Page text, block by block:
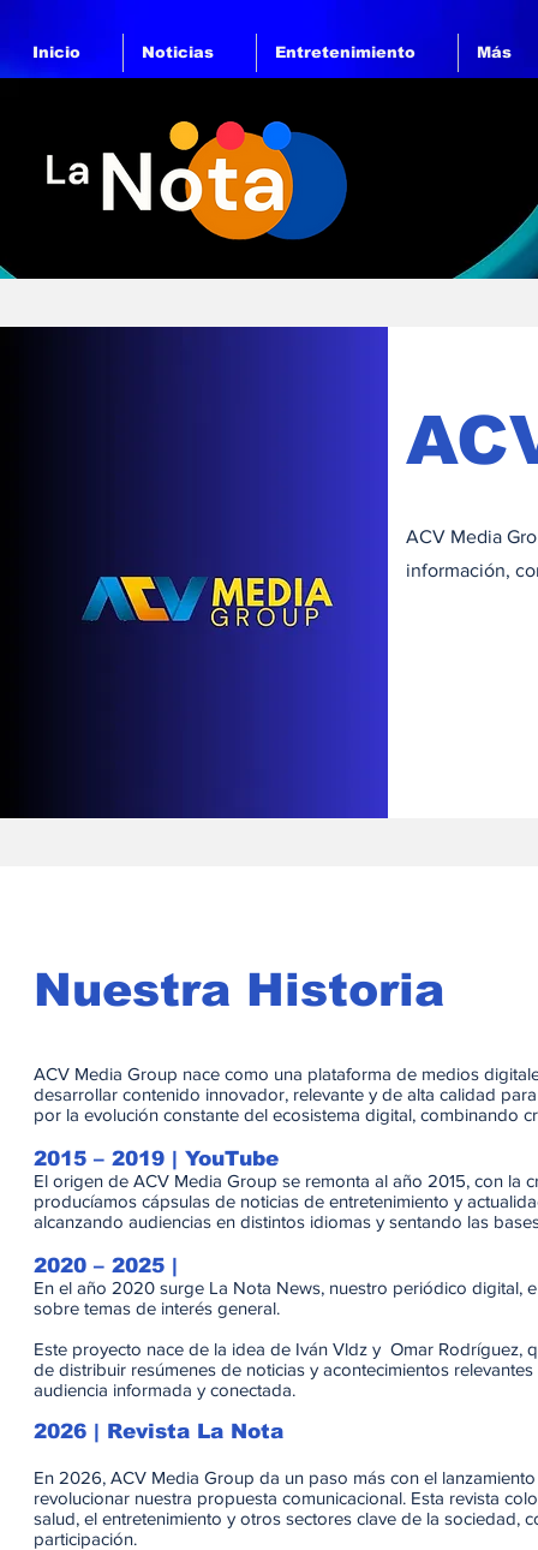
Inicio Noticias Entretenimiento Más
ACV Media
información,
Nuestra Historia
ACV Media Group nace como una plataforma de medios
desarrollar contenido innovador, relevante y de alta calidad
por la evolución constante del ecosistema digital, combinando
2015 – 2019 | YouTube
El origen de ACV Media Group se remonta al año 2015, con la
producíamos cápsulas de noticias de entretenimiento y
alcanzando audiencias en distintos idiomas y sentando las
2020 – 2025 |
En el año 2020 surge La Nota News, nuestro periódico digital,
sobre temas de interés general.
Este proyecto nace de la idea de Iván Vldz y Omar Rodríguez,
de distribuir resúmenes de noticias y acontecimientos
audiencia informada y conectada.
2026 | Revista La Nota
En 2026, ACV Media Group da un paso más con el
revolucionar nuestra propuesta comunicacional. Esta revista
salud, el entretenimiento y otros sectores clave de la sociedad,
participación.